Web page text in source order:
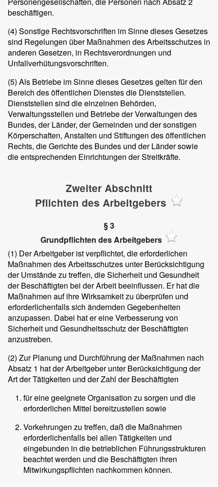
beschäftigen.
(4) Sonstige Rechtsvorschriften im Sinne dieses Gesetzes
sind Regelungen über Maßnahmen des Arbeitsschutzes in
anderen Gesetzen, in Rechtsverordnungen und
Unfallverhütungsvorschriften.
(5) Als Betriebe im Sinne dieses Gesetzes gelten für den
Bereich des öffentlichen Dienstes die Dienststellen.
Dienststellen sind die einzelnen Behörden,
Verwaltungsstellen und Betriebe der Verwaltungen des
Bundes, der Länder, der Gemeinden und der sonstigen
Körperschaften, Anstalten und Stiftungen des öffentlichen
Rechts, die Gerichte des Bundes und der Länder sowie
die entsprechenden Einrichtungen der Streitkräfte.
Zweiter Abschnitt
Pflichten des Arbeitgebers
§ 3
Grundpflichten des Arbeitgebers
(1) Der Arbeitgeber ist verpflichtet, die erforderlichen
Maßnahmen des Arbeitsschutzes unter Berücksichtigung
der Umstände zu treffen, die Sicherheit und Gesundheit
der Beschäftigten bei der Arbeit beeinflussen. Er hat die
Maßnahmen auf ihre Wirksamkeit zu überprüfen und
erforderlichenfalls sich ändernden Gegebenheiten
anzupassen. Dabei hat er eine Verbesserung von
Sicherheit und Gesundheitsschutz der Beschäftigten
anzustreben.
(2) Zur Planung und Durchführung der Maßnahmen nach
Absatz 1 hat der Arbeitgeber unter Berücksichtigung der
Art der Tätigkeiten und der Zahl der Beschäftigten
für eine geeignete Organisation zu sorgen und die
erforderlichen Mittel bereitzustellen sowie
Vorkehrungen zu treffen, daß die Maßnahmen
erforderlichenfalls bei allen Tätigkeiten und
eingebunden in die betrieblichen Führungsstrukturen
beachtet werden und die Beschäftigten ihren
Mitwirkungspflichten nachkommen können.